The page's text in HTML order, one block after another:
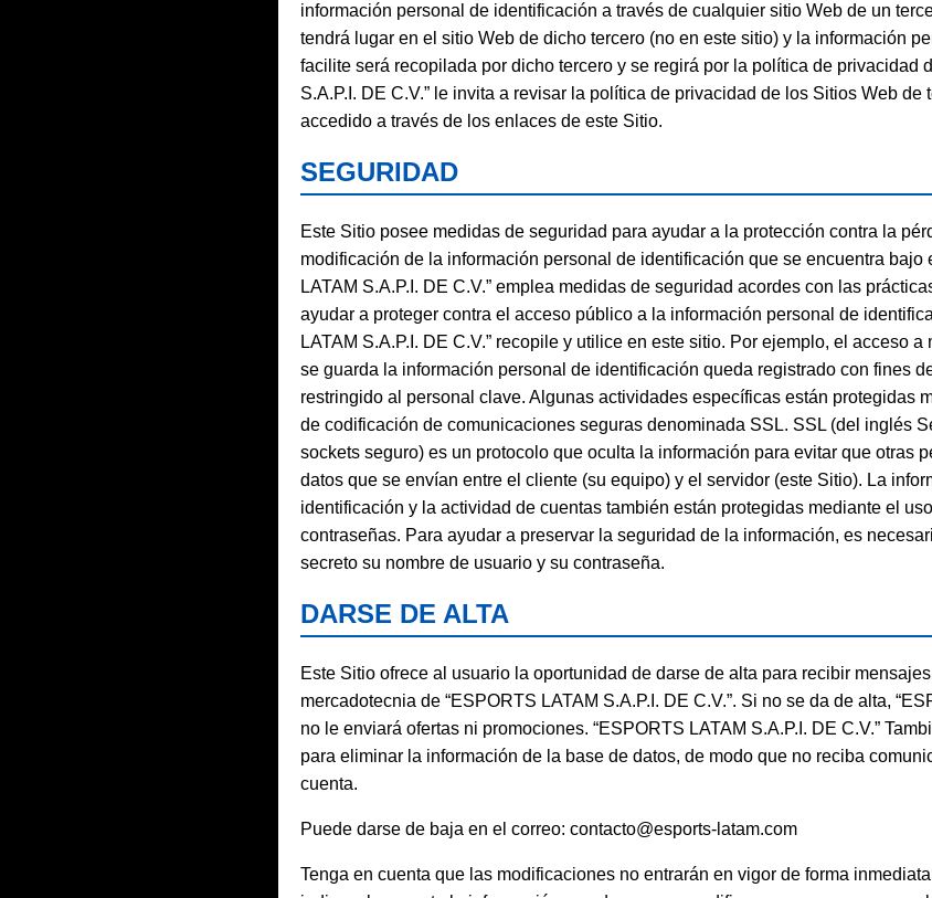
información personal de identificación a través de cualquier sitio Web de un
tendrá lugar en el sitio Web de dicho tercero (no en este sitio) y la información
facilite será recopilada por dicho tercero y se regirá por la política de privacidad
S.A.P.I. DE C.V.” le invita a revisar la política de privacidad de los Sitios Web de
accedido a través de los enlaces de este Sitio.
SEGURIDAD
Este Sitio posee medidas de seguridad para ayudar a la protección contra la
modificación de la información personal de identificación que se encuentra bajo
LATAM S.A.P.I. DE C.V.” emplea medidas de seguridad acordes con las
ayudar a proteger contra el acceso público a la información personal de
LATAM S.A.P.I. DE C.V.” recopile y utilice en este sitio. Por ejemplo, el acceso
se guarda la información personal de identificación queda registrado con fines
restringido al personal clave. Algunas actividades específicas están protegidas
de codificación de comunicaciones seguras denominada SSL. SSL (del inglés
sockets seguro) es un protocolo que oculta la información para evitar que otras
datos que se envían entre el cliente (su equipo) y el servidor (este Sitio). La
identificación y la actividad de cuentas también están protegidas mediante el
contraseñas. Para ayudar a preservar la seguridad de la información, es
secreto su nombre de usuario y su contraseña.
DARSE DE ALTA
Este Sitio ofrece al usuario la oportunidad de darse de alta para recibir
mercadotecnia de “ESPORTS LATAM S.A.P.I. DE C.V.”. Si no se da de alta,
no le enviará ofertas ni promociones. “ESPORTS LATAM S.A.P.I. DE C.V.”
para eliminar la información de la base de datos, de modo que no reciba
cuenta.
Puede darse de baja en el correo: contacto@esports-latam.com
Tenga en cuenta que las modificaciones no entrarán en vigor de forma